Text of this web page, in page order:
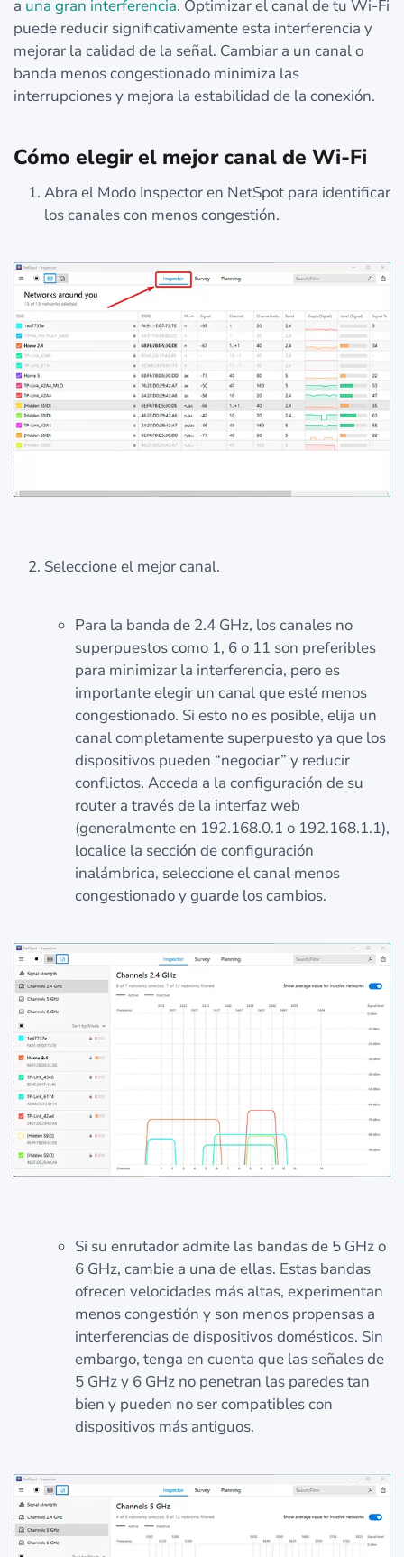
a una gran interferencia. Optimizar el canal de tu Wi-Fi
puede reducir significativamente esta interferencia y
mejorar la calidad de la señal. Cambiar a un canal o
banda menos congestionado minimiza las
interrupciones y mejora la estabilidad de la conexión.
Cómo elegir el mejor canal de Wi-Fi
Abra el Modo Inspector en NetSpot para identificar
los canales con menos congestión.
Seleccione el mejor canal.
Para la banda de 2.4 GHz, los canales no
superpuestos como 1, 6 o 11 son preferibles
para minimizar la interferencia, pero es
importante elegir un canal que esté menos
congestionado. Si esto no es posible, elija un
canal completamente superpuesto ya que los
dispositivos pueden “negociar” y reducir
conflictos. Acceda a la configuración de su
router a través de la interfaz web
(generalmente en 192.168.0.1 o 192.168.1.1),
localice la sección de configuración
inalámbrica, seleccione el canal menos
congestionado y guarde los cambios.
Si su enrutador admite las bandas de 5 GHz o
6 GHz, cambie a una de ellas. Estas bandas
ofrecen velocidades más altas, experimentan
menos congestión y son menos propensas a
interferencias de dispositivos domésticos. Sin
embargo, tenga en cuenta que las señales de
5 GHz y 6 GHz no penetran las paredes tan
bien y pueden no ser compatibles con
dispositivos más antiguos.